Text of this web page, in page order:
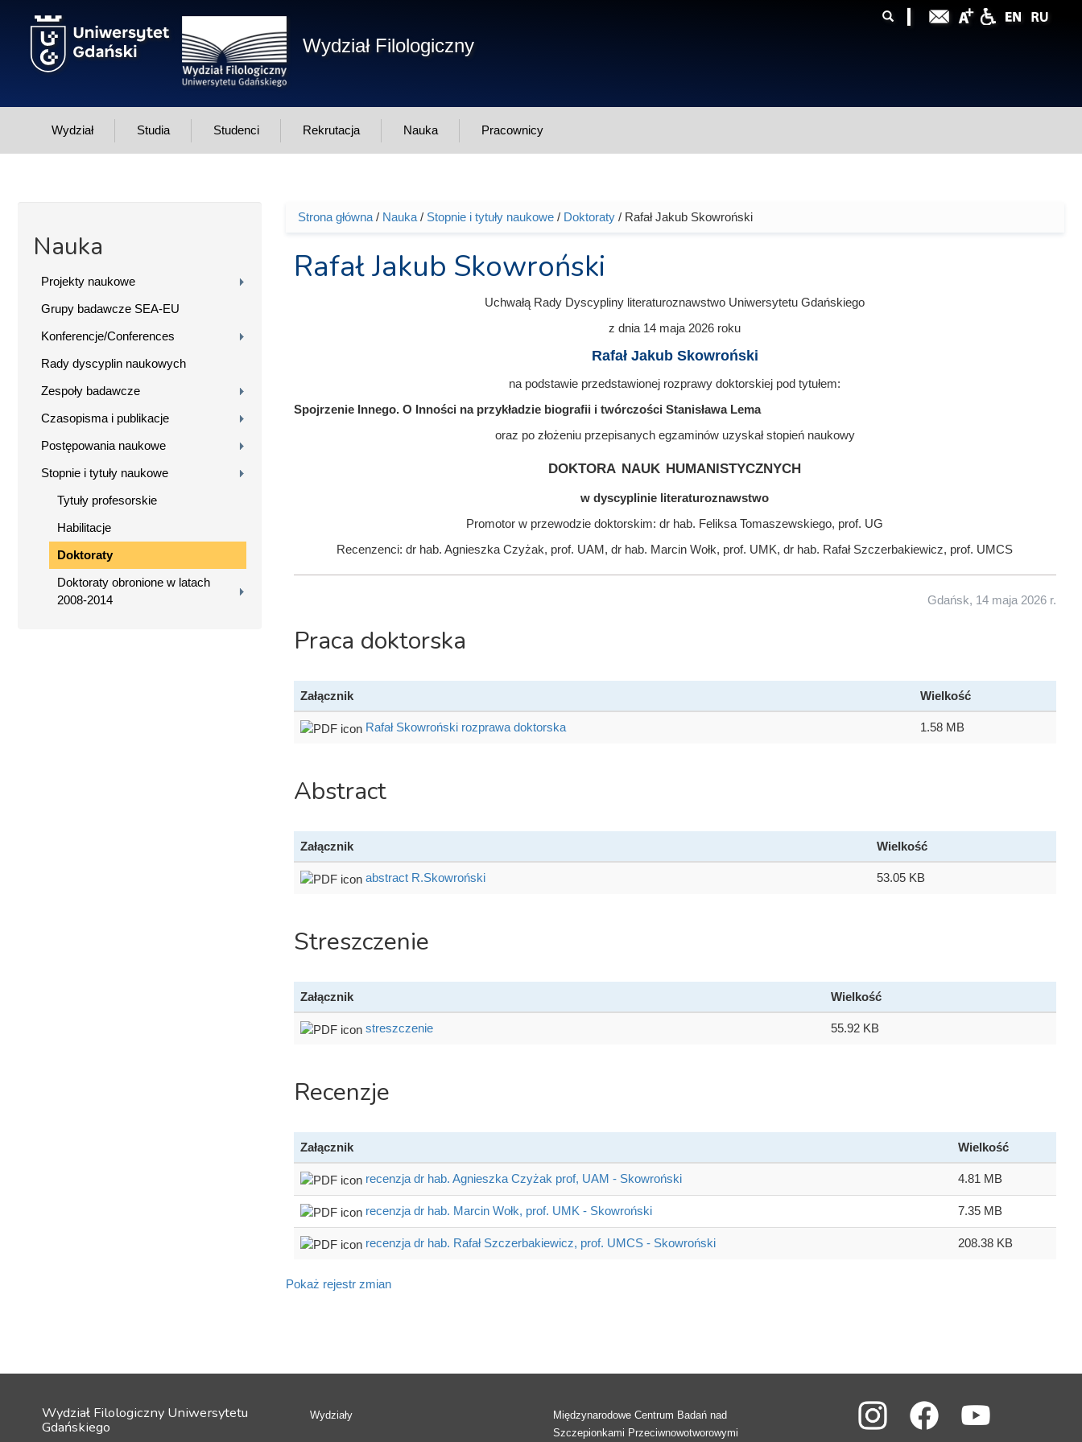
Wydział Filologiczny
Wydział Studia Studenci Rekrutacja Nauka Pracownicy
Nauka
Projekty naukowe
Grupy badawcze SEA-EU
Konferencje/Conferences
Rady dyscyplin naukowych
Zespoły badawcze
Czasopisma i publikacje
Postępowania naukowe
Stopnie i tytuły naukowe
Tytuły profesorskie
Habilitacje
Doktoraty
Doktoraty obronione w latach
2008-2014
Jesteś tutaj
Strona główna/ Nauka/ Stopnie i tytuły naukowe/ Doktoraty/ Rafał Jakub Skowroński
Rafał Jakub Skowroński
Uchwałą Rady Dyscypliny literaturoznawstwo Uniwersytetu Gdańskiego
z dnia 14 maja 2026 roku
Rafał Jakub Skowroński
na podstawie przedstawionej rozprawy doktorskiej pod tytułem:
Spojrzenie Innego. O Inności na przykładzie biografii i twórczości Stanisława Lema
oraz po złożeniu przepisanych egzaminów uzyskał stopień naukowy
doktora nauk humanistycznych
w dyscyplinie literaturoznawstwo
Promotor w przewodzie doktorskim: dr hab. Feliksa Tomaszewskiego, prof. UG
Recenzenci: dr hab. Agnieszka Czyżak, prof. UAM, dr hab. Marcin Wołk, prof. UMK, dr hab. Rafał Szczerbakiewicz, prof. UMCS
Gdańsk, 14 maja 2026 r.
Praca doktorska
Załącznik Wielkość
Rafał Skowroński rozprawa doktorska 1.58 MB
Abstract
Załącznik Wielkość
abstract R.Skowroński 53.05 KB
Streszczenie
Załącznik Wielkość
streszczenie 55.92 KB
Recenzje
Załącznik Wielkość
recenzja dr hab. Agnieszka Czyżak prof, UAM - Skowroński 4.81 MB
recenzja dr hab. Marcin Wołk, prof. UMK - Skowroński 7.35 MB
recenzja dr hab. Rafał Szczerbakiewicz, prof. UMCS - Skowroński 208.38 KB
Pokaż rejestr zmian
Wydział Filologiczny Uniwersytetu
Gdańskiego
Wydziały
Międzynarodowe Centrum Badań nad
Szczepionkami Przeciwnowotworowymi